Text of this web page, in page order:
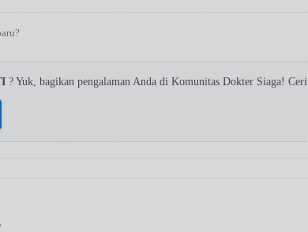
? Yuk, bagikan pengalaman Anda di Komunitas Dokter Siaga!